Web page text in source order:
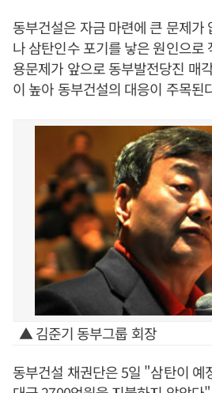
동부건설은 자금 마련에 큰 문제가
나 삼탄인수 포기를 낳은 원인으로
용문제가 앞으로 동부발전당진 매
이 높아 동부건설의 대응이 주목된
▲ 김준기 동부그룹 회장
동부건설 채권단은 5일 "삼탄이 예